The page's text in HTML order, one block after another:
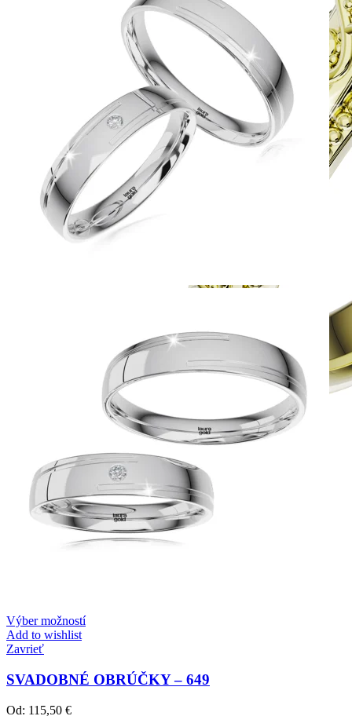
Výber možností
Add to wishlist
Zavrieť
SVADOBNÉ OBRÚČKY – 649
Od: 115,50 €